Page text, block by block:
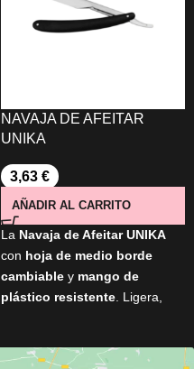
NAVAJA DE AFEITAR
UNIKA
3,63 €
AÑADIR AL CARRITO
La Navaja de Afeitar UNIKA
con hoja de medio borde
cambiable y mango de
plástico resistente . Ligera,